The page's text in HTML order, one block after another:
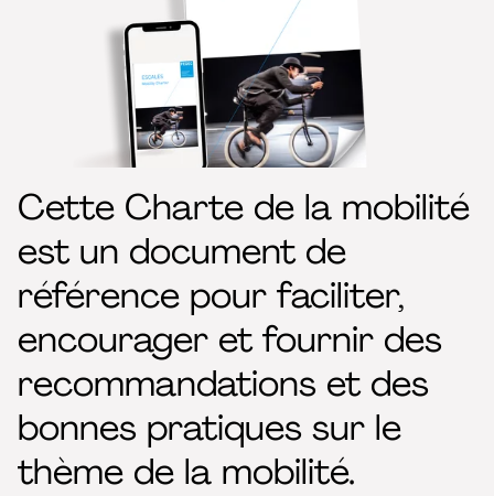
Cette Charte de la mobilité
est un document de
référence pour faciliter,
encourager et fournir des
recommandations et des
bonnes pratiques sur le
thème de la mobilité.